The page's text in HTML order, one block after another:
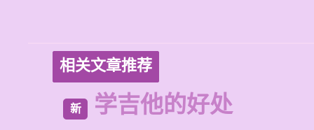
相关文章推荐
新 学吉他的好处